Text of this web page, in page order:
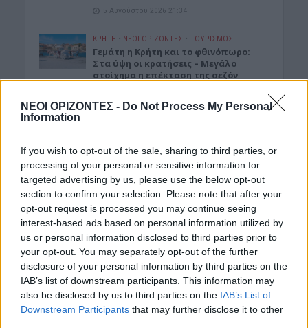
ΝΕΟΙ ΟΡΙΖΟΝΤΕΣ - Do Not Process My Personal
Information
If you wish to opt-out of the sale, sharing to third parties, or
processing of your personal or sensitive information for
targeted advertising by us, please use the below opt-out
section to confirm your selection. Please note that after your
opt-out request is processed you may continue seeing
interest-based ads based on personal information utilized by
us or personal information disclosed to third parties prior to
your opt-out. You may separately opt-out of the further
disclosure of your personal information by third parties on the
IAB’s list of downstream participants. This information may
also be disclosed by us to third parties on the IAB’s List of
Downstream Participants that may further disclose it to other
5 Αυγούστου 2026 21:34
ΚΡΗΤΗ • ΝΕΟΙ ΟΡΙΖΟΝΤΕΣ • ΤΟΥΡΙΣΜΟΣ
Γεμάτη η Κρήτη και το φθινόπωρο:
Στα ύψη οι κρατήσεις – Μεγάλο
στοίχημα η επέκταση της σεζόν
Τελωνείο Καστελλίου
5 Αυγούστου 2026 17:06
ΚΡΗΤΗ • ΝΕΟΙ ΟΡΙΖΟΝΤΕΣ
Kρήτη: Αγωνία για την επόμενη μέρα
στο Κτηματολόγιο – «Χωρίς
παράταση, χιλιάδες πολίτες θα
οδηγηθούν στα δικαστήρια»
5 Αυγούστου 2026 16:56
ΝΟΜΌΣ ΧΑΝΊΩΝ • ΠΑΙΔΕΙΑ - ΕΚΠΑΙΔΕΥΣΗ
Καθηγητής του Πολυτεχνείου
ξεπέρασε τις 20.000 αναφορές στο